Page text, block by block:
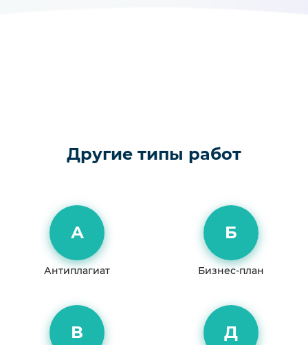
Другие типы работ
А
Антиплагиат
Б
Бизнес-план
В Д